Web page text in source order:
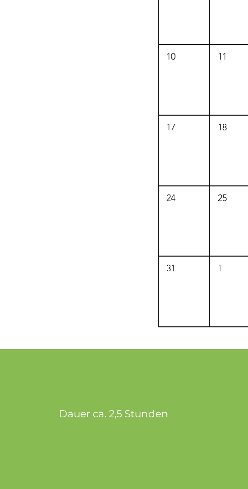
10 11
17 18
24 25
31 1
Dauer ca. 2,5 Stunden